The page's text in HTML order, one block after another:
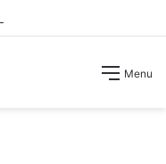
पंचायत से हटाए गए ।
Menu